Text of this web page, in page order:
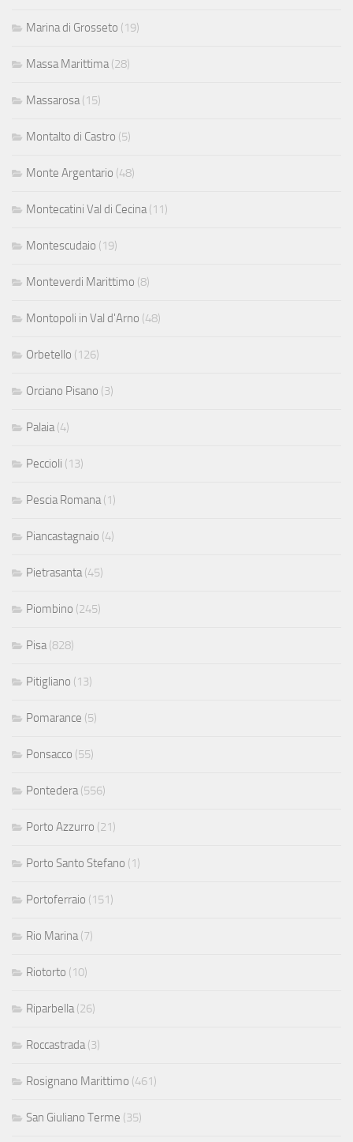
Marina di Grosseto (19)
Massa Marittima(28)
Massarosa(15)
Montalto di Castro (5)
Monte Argentario (48)
Montecatini Val di Cecina(11)
Montescudaio (19)
Monteverdi Marittimo (8)
Montopoli in Val d'Arno (48)
Orbetello (126)
Orciano Pisano (3)
Palaia(4)
Peccioli (13)
Pescia Romana(1)
Piancastagnaio (4)
Pietrasanta(45)
Piombino (245)
Pisa(828)
Pitigliano (13)
Pomarance (5)
Ponsacco (55)
Pontedera(556)
Porto Azzurro (21)
Porto Santo Stefano (1)
Portoferraio (151)
Rio Marina(7)
Riotorto (10)
Riparbella(26)
Roccastrada(3)
Rosignano Marittimo (461)
San Giuliano Terme (35)